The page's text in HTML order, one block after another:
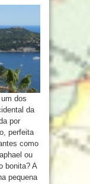
dos
da
por
perfeita
como
ou
bonita? A
pequena